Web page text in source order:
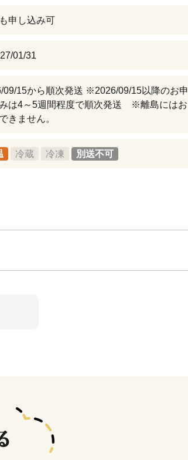
申し込み可
01/31
09/15から順次発送 ※2026/09/15以降のお申
は4～5週間程度で順次発送 ※離島にはお
きません。
冷蔵 冷凍 別送不可